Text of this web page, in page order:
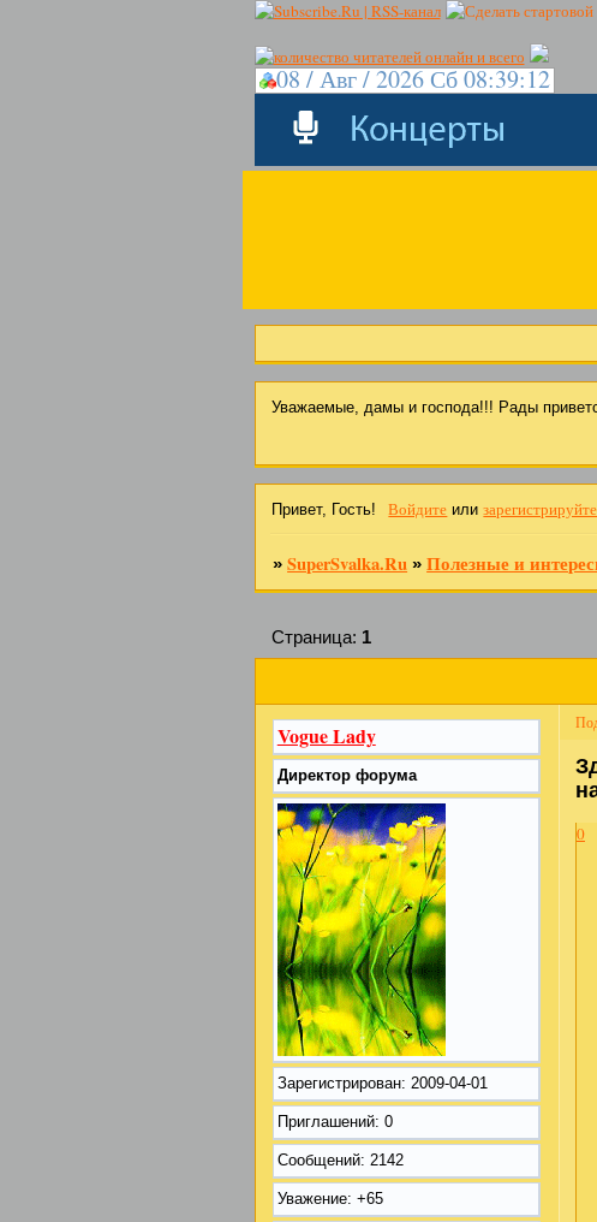
08 / Авг / 2026 Сб 08:39:12
Уважаемые, дамы и господа!!! Рады
Привет, Гость! Войдите или
»SuperSvalka.Ru »Полезные и
Страница: 1
Vogue Lady
Директор форума
Зарегистрирован: 2009-04-01
Приглашений: 0
Сообщений: 2142
Уважение: +65
0